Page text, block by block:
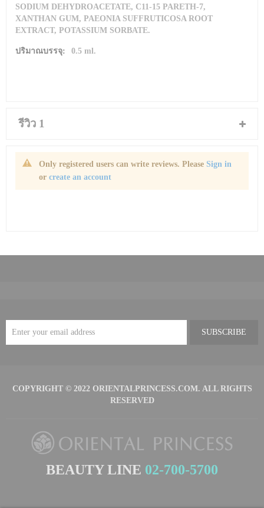
SODIUM DEHYDROACETATE, C11-15 PARETH-7,
XANTHAN GUM, PAEONIA SUFFRUTICOSA ROOT
EXTRACT, POTASSIUM SORBATE.
0.5 ml.
รีวิว 1
Only registered users can write reviews. Please Sign in
or create an account
SUBSCRIBE
COPYRIGHT © 2022 ORIENTALPRINCESS.COM. ALL RIGHTS
RESERVED
BEAUTY LINE 02-700-5700